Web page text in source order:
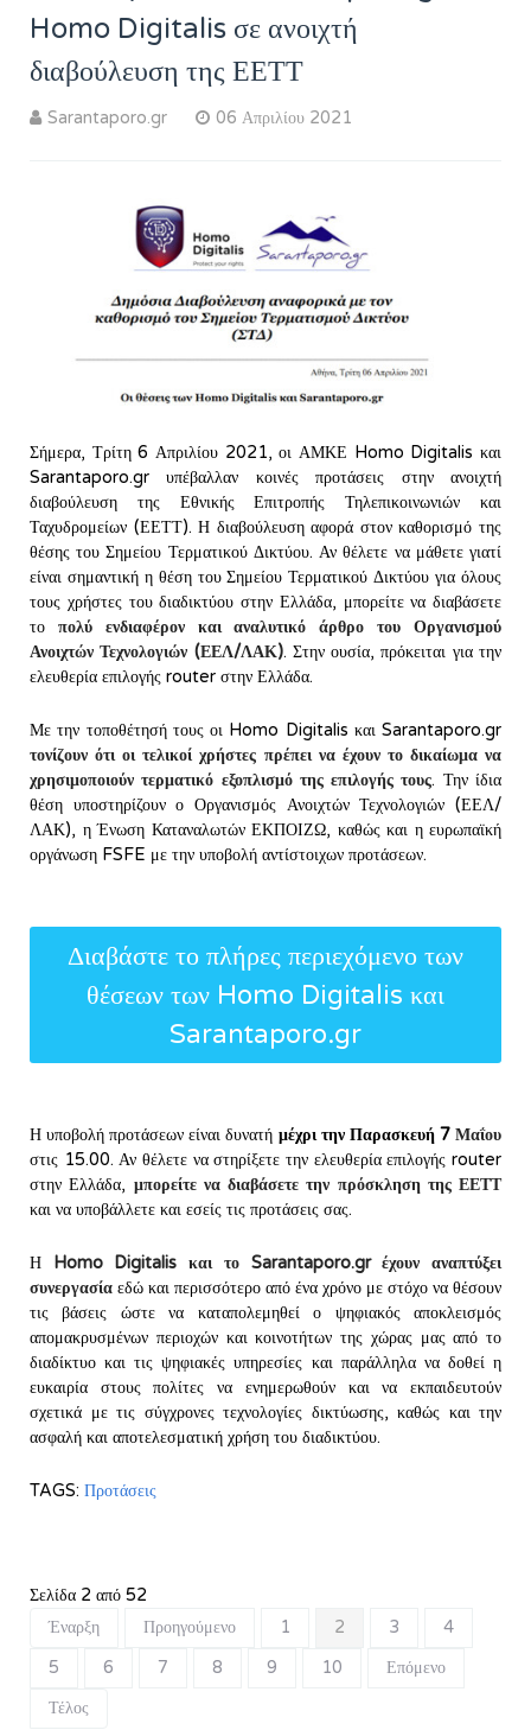
Homo Digitalis σε ανοιχτή
διαβούλευση της ΕΕΤΤ
Sarantaporo.gr 06 Απριλίου 2021
Σήμερα, Τρίτη 6 Απριλίου 2021, οι ΑΜΚΕ Homo Digitalis και
Sarantaporo.gr υπέβαλλαν κοινές προτάσεις στην ανοιχτή
διαβούλευση της Εθνικής Επιτροπής Τηλεπικοινωνιών και
Ταχυδρομείων (ΕΕΤΤ). Η διαβούλευση αφορά στον καθορισμό της
θέσης του Σημείου Τερματικού Δικτύου. Αν θέλετε να μάθετε γιατί
είναι σημαντική η θέση του Σημείου Τερματικού Δικτύου για όλους
τους χρήστες του διαδικτύου στην Ελλάδα, μπορείτε να διαβάσετε
το πολύ ενδιαφέρον και αναλυτικό άρθρο του Οργανισμού
Ανοιχτών Τεχνολογιών (ΕΕΛ/ΛΑΚ). Στην ουσία, πρόκειται για την
ελευθερία επιλογής router στην Ελλάδα.
Με την τοποθέτησή τους οι Homo Digitalis και Sarantaporo.gr
τονίζουν ότι οι τελικοί χρήστες πρέπει να έχουν το δικαίωμα να
χρησιμοποιούν τερματικό εξοπλισμό της επιλογής τους. Την ίδια
θέση υποστηρίζουν ο Οργανισμός Ανοιχτών Τεχνολογιών (ΕΕΛ/
ΛΑΚ), η Ένωση Καταναλωτών ΕΚΠΟΙΖΩ, καθώς και η ευρωπαϊκή
οργάνωση FSFE με την υποβολή αντίστοιχων προτάσεων.
Διαβάστε το πλήρες περιεχόμενο των
θέσεων των Homo Digitalis και
Sarantaporo.gr
Η υποβολή προτάσεων είναι δυνατή μέχρι την Παρασκευή 7Μαΐου
στις 15.00. Αν θέλετε να στηρίξετε την ελευθερία επιλογής router
στην Ελλάδα, μπορείτε να διαβάσετε την πρόσκληση της ΕΕΤΤ
και να υποβάλλετε και εσείς τις προτάσεις σας.
Η Homo Digitalis και το Sarantaporo.gr έχουν αναπτύξει
συνεργασία εδώ και περισσότερο από ένα χρόνο με στόχο να θέσουν
τις βάσεις ώστε να καταπολεμηθεί ο ψηφιακός αποκλεισμός
απομακρυσμένων περιοχών και κοινοτήτων της χώρας μας από το
διαδίκτυο και τις ψηφιακές υπηρεσίες και παράλληλα να δοθεί η
ευκαιρία στους πολίτες να ενημερωθούν και να εκπαιδευτούν
σχετικά με τις σύγχρονες τεχνολογίες δικτύωσης, καθώς και την
ασφαλή και αποτελεσματική χρήση του διαδικτύου.
TAGS: Προτάσεις
Σελίδα 2 από 52
Έναρξη
Προηγούμενο 1 2 3
4
5
6 7 8 9 10
Επόμενο
Τέλος